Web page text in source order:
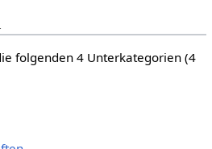
folgenden 4 Unterkategorien (4